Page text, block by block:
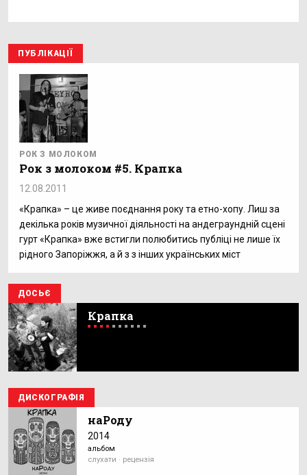
ПУБЛІКАЦІЇ
РОК З МОЛОКОМ
Рок з молоком #5. Крапка
12.08.2011
«Крапка» – це живе поєднання року та етно-хопу. Лиш за
декілька років музичної діяльності на андеграундній сцені
гурт «Крапка» вже встигли полюбитись публіці не лише їх
рідного Запоріжжя, а й з з інших українських міст
ДОСЬЄ
Крапка
ДИСКОГРАФІЯ
наРоду
2014
альбом
слухати · рецензія